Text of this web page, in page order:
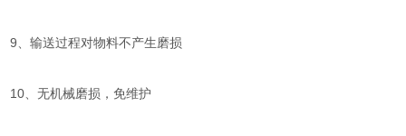
9、输送过程对物料不产生磨损
10、无机械磨损，免维护